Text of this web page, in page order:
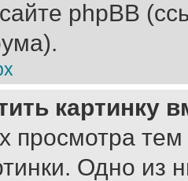
phpBB
картинку
просмотра
Одно из